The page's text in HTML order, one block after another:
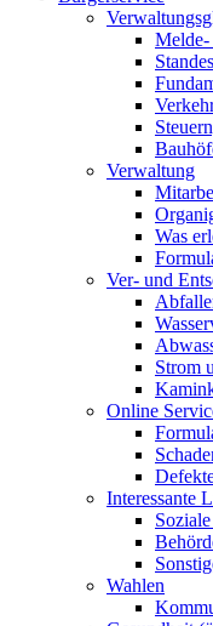
Melde-
Verwaltung
Was
Ver- und
Strom
Online
Interessante
Wahlen